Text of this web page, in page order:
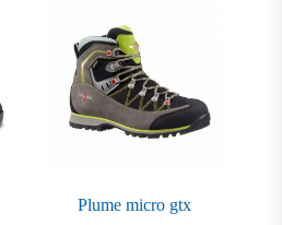
Plume micro gtx